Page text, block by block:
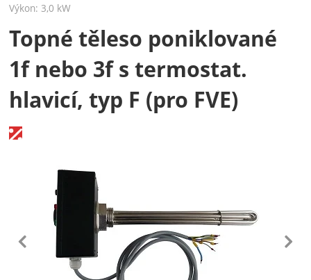
Výkon: 3,0 kW
Topné těleso poniklované
1f nebo 3f s termostat.
hlavicí, typ F (pro FVE)
Fotografie
předchozí